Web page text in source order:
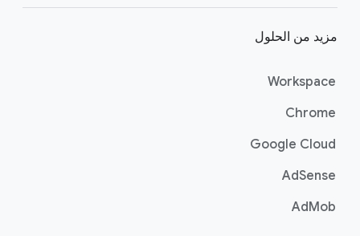
مزيد من الحلول
Workspace
Chrome
Google Cloud
AdSense
AdMob